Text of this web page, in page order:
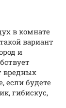
в комнате
вариант
и
вредных
если будете
гибискус,